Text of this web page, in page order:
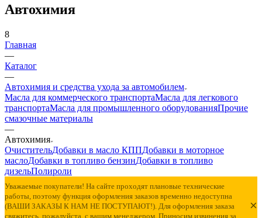
Автохимия
8
Главная
—
Каталог
—
Автохимия и средства ухода за автомобилем
Масла для коммерческого транспортаМасла для легкового
транспортаМасла для промышленного оборудованияПрочие
смазочные материалы
—
Автохимия
ОчистительДобавки в масло КППДобавки в моторное
маслоДобавки в топливо бензинДобавки в топливо
дизельПолироли
Уважаемые покупатели! На сайте проходят плановые технические
работы, поэтому функция оформления заказов временно недоступна
(ВАШИ ЗАКАЗЫ К НАМ НЕ ПОСТУПАЮТ!). Для оформления заказа
свяжитесь, пожалуйста, с вашим менеджером. Приносим извинения за
×